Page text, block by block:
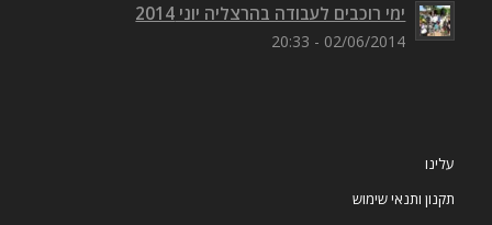
ימי רוכבים לעבודה בהרצליה יוני 2014
02/06/2014 - 20:33
עלינו
תקנון ותנאי שימוש